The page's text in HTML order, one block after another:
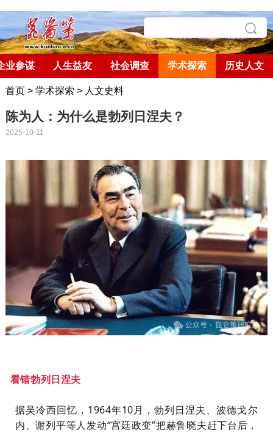
业参谋 人生益友 社会调查 学术探索 历史人文
首页> 学术探索 > 人文史料
陈为人：为什么是勃列日涅夫？
2025-10-11
看错勃列日涅夫
据吴冷西回忆，1964年10月，勃列日涅夫、波德戈尔
内、谢列平等人发动“宫廷政变”把赫鲁晓夫赶下台后，